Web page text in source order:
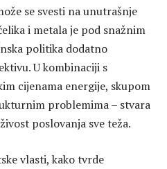
se svesti na unutrašnje
i metala je pod snažnim
politika dodatno
U kombinaciji s
cijenama energije, skupom
problemima – stvara
poslovanja sve teža.
vlasti, kako tvrde